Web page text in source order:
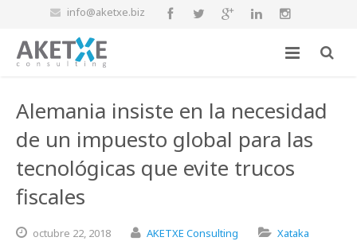
info@aketxe.biz
Alemania insiste en la necesidad
de un impuesto global para las
tecnológicas que evite trucos
fiscales
octubre 22, 2018 AKETXE Consulting Xataka